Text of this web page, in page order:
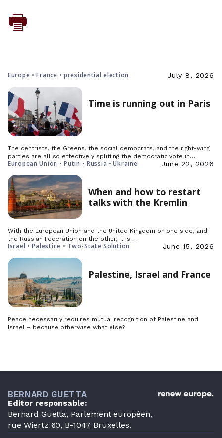
Europe • France • presidential election July 8, 2026
Time is running out in Paris
The centrists, the Greens, the social democrats, and the right-wing
parties are all so effectively splitting the democratic vote in…
European Union • Putin • Russia • Ukraine June 22, 2026
When and how to restart
talks with the Kremlin
With the European Union and the United Kingdom on one side, and
the Russian Federation on the other, it is…
Israel • Palestine • Two-State Solution June 15, 2026
Palestine, Israel and France
Peace necessarily requires mutual recognition of Palestine and
Israel – because otherwise what else?
BERNARD GUETTA
Editor responsable:
Bernard Guetta, Parlement européen,
rue Wiertz 60, B-1047 Bruxelles.